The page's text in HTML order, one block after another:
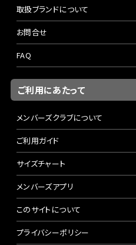
取扱ブランドについて
お問合せ
FAQ
ご利用にあたって
メンバーズクラブについて
ご利用ガイド
サイズチャート
メンバーズアプリ
このサイトについて
プライバシーポリシー